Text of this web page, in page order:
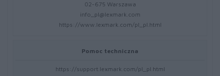
02-675 Warszawa
info_pl@lexmark.com
https://www.lexmark.com/pl_pl.html
Pomoc techniczna
https://support.lexmark.com/pl_pl.html